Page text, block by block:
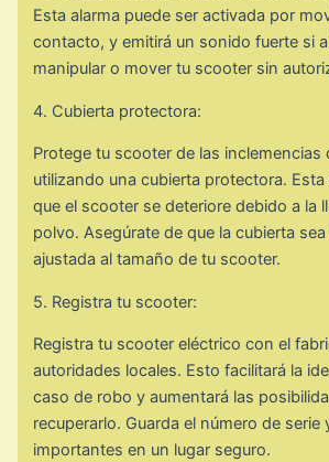
Esta alarma puede ser activada por
contacto, y emitirá un sonido fuerte si
manipular o mover tu scooter sin
4. Cubierta protectora:
Protege tu scooter de las inclemencias
utilizando una cubierta protectora. Esta
que el scooter se deteriore debido a la
polvo. Asegúrate de que la cubierta
ajustada al tamaño de tu scooter.
5. Registra tu scooter:
Registra tu scooter eléctrico con el
autoridades locales. Esto facilitará la
caso de robo y aumentará las
recuperarlo. Guarda el número de
importantes en un lugar seguro.